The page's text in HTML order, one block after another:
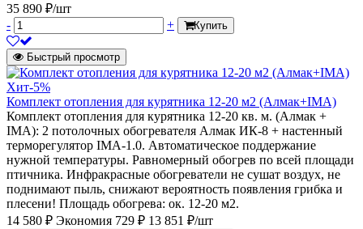
35 890 ₽/шт
-
+ Купить
Быстрый просмотр
Хит-5%
Комплект отопления для курятника 12-20 м2 (Алмак+IMA)
Комплект отопления для курятника 12-20 кв. м. (Алмак +
IMA): 2 потолочных обогревателя Алмак ИК-8 + настенный
терморегулятор IMA-1.0. Автоматическое поддержание
нужной температуры. Равномерный обогрев по всей площади
птичника. Инфракрасные обогреватели не сушат воздух, не
поднимают пыль, снижают вероятность появления грибка и
плесени! Площадь обогрева: ок. 12-20 м2.
14 580 ₽ Экономия 729 ₽ 13 851 ₽/шт